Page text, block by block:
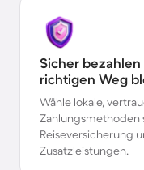
Sicher
richtigen Weg
Wähle lokale,
Zahlungsmethoden
Reiseversicherung
Zusatzleistungen.